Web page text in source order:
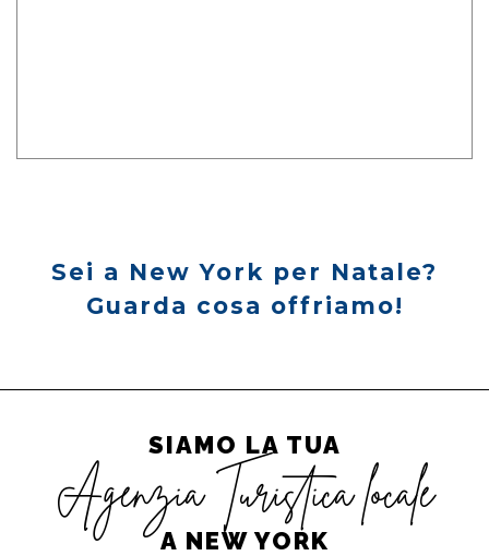
Sei a New York per Natale?
Guarda cosa offriamo!
SIAMO LA TUA
Agenzia Turistica locale
A NEW YORK